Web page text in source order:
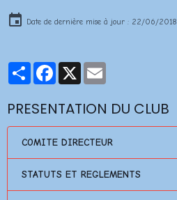
Date de dernière mise à jour : 22/06/2018
PartagerFacebook
X
PRESENTATION DU CLUB
COMITE DIRECTEUR
STATUTS ET REGLEMENTS